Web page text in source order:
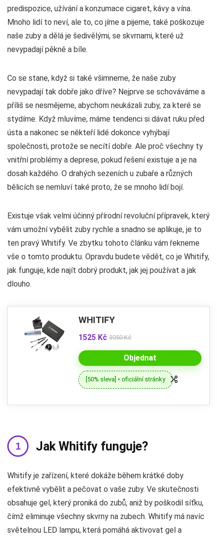
predispozice, užívání a konzumace cigaret, kávy a vína.
Mnoho lidí to neví, ale to, co jíme a pijeme, také poškozuje
naše zuby a dělá je šedivělými, se skvrnami, které už
nevypadají pěkně a bíle.
Co se stane, když si také všimneme, že naše zuby
nevypadají tak dobře jako dříve? Nejprve se schováváme a
příliš se nesmějeme, abychom neukázali zuby, za které se
stydíme. Když mluvíme, máme tendenci si dávat ruku před
ústa a nakonec se někteří lidé dokonce vyhýbají
společnosti, protože se necítí dobře. Ale proč všechny ty
vnitřní problémy a deprese, pokud řešení existuje a je na
dosah každého. O drahých sezeních u zubaře a různých
bělicích se nemluví také proto, že se mnoho lidí bojí.
Existuje však velmi účinný přírodní revoluční přípravek, který
vám umožní vybělit zuby rychle a snadno se aplikuje, je to
ten pravý Whitify. Ve zbytku tohoto článku vám řekneme
vše o tomto produktu. Opravdu budete vědět, co je Whitify,
jak funguje, kde najít dobrý produkt, jak jej používat a jak
dlouho.
WHITIFY
1525 Kč 3050 Kč
Objednat
[50% sleva] • oficiální stránky
Jak Whitify funguje?
Whitify je zařízení, které dokáže během krátké doby
efektivně vybělit a pečovat o vaše zuby. Ve skutečnosti
obsahuje gel, který proniká do zubů, aniž by poškodil síťku,
čímž eliminuje všechny skvrny na zubech. Whitify má navíc
světelnou LED lampu, která pomáhá aktivovat gel a